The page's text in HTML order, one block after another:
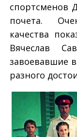
спортсменов
почета.
качества
Вячеслав
завоевавшие
разного